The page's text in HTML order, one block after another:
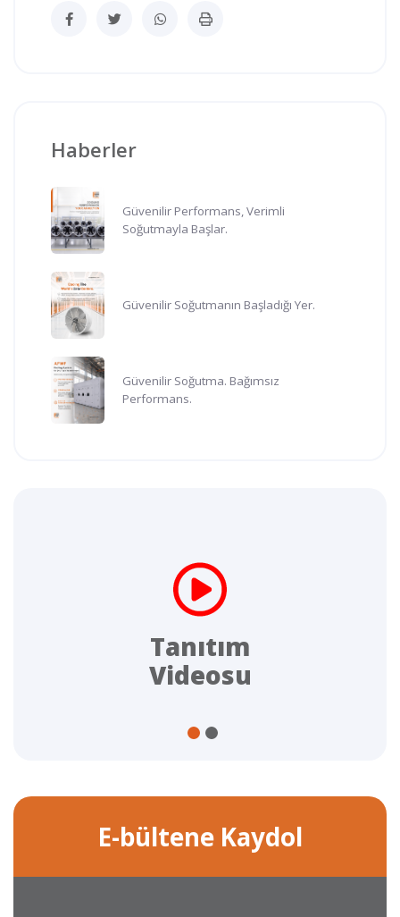
Haberler
Güvenilir Performans, Verimli
Soğutmayla Başlar.
Güvenilir Soğutmanın Başladığı Yer.
Güvenilir Soğutma. Bağımsız
Performans.
Tanıtım
Videosu
E-bültene Kaydol